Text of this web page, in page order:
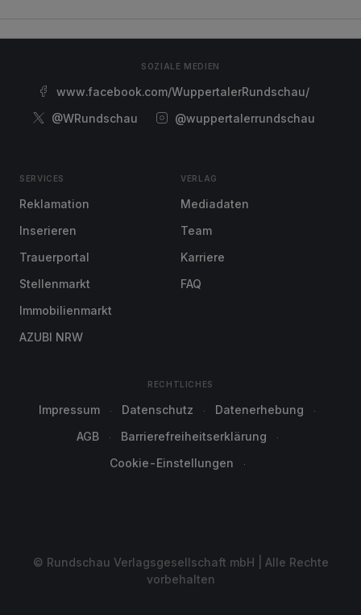
SOZIALE MEDIEN
www.facebook.com/WuppertalerRundschau/
@WRundschau
@wuppertalerrundschau
SERVICES
Reklamation
Inserieren
Trauerportal
Stellenmarkt
Immobilienmarkt
AZUBI NRW
VERLAG
Mediadaten
Team
Karriere
FAQ
RECHTLICHES
Impressum Datenschutz
Datenerhebung
AGB
Barrierefreiheitserklärung
Cookie-Einstellungen
© Rundschau Verlagsgesellschaft mbH | Alle Rechte
vorbehalten